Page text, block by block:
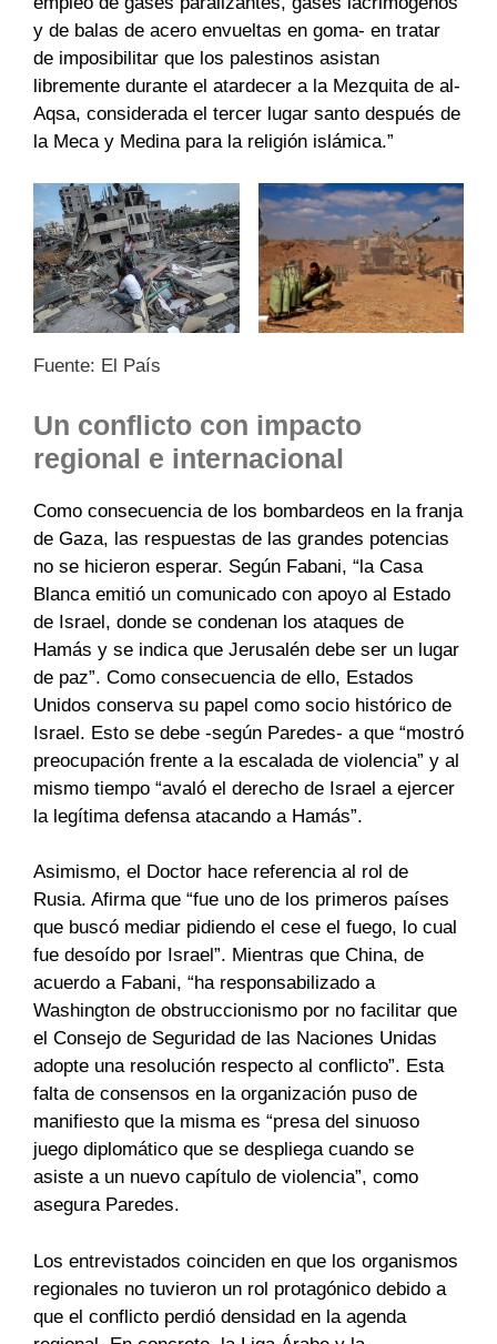
y de balas de acero envueltas en goma- en tratar
de imposibilitar que los palestinos asistan
libremente durante el atardecer a la Mezquita de al-
Aqsa, considerada el tercer lugar santo después de
la Meca y Medina para la religión islámica.”
Fuente: El País
Un conflicto con impacto
regional e internacional
Como consecuencia de los bombardeos en la franja
de Gaza, las respuestas de las grandes potencias
no se hicieron esperar. Según Fabani, “la Casa
Blanca emitió un comunicado con apoyo al Estado
de Israel, donde se condenan los ataques de
Hamás y se indica que Jerusalén debe ser un lugar
de paz”. Como consecuencia de ello, Estados
Unidos conserva su papel como socio histórico de
Israel. Esto se debe -según Paredes- a que “mostró
preocupación frente a la escalada de violencia” y al
mismo tiempo “avaló el derecho de Israel a ejercer
la legítima defensa atacando a Hamás”.
Asimismo, el Doctor hace referencia al rol de
Rusia. Afirma que “fue uno de los primeros países
que buscó mediar pidiendo el cese el fuego, lo cual
fue desoído por Israel”. Mientras que China, de
acuerdo a Fabani, “ha responsabilizado a
Washington de obstruccionismo por no facilitar que
el Consejo de Seguridad de las Naciones Unidas
adopte una resolución respecto al conflicto”. Esta
falta de consensos en la organización puso de
manifiesto que la misma es “presa del sinuoso
juego diplomático que se despliega cuando se
asiste a un nuevo capítulo de violencia”, como
asegura Paredes.
Los entrevistados coinciden en que los organismos
regionales no tuvieron un rol protagónico debido a
que el conflicto perdió densidad en la agenda